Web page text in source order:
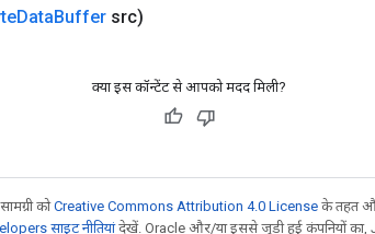
DataBuffer src)
क्या इस कॉन्टेंट से आपको मदद मिली?
कोCreative Commons Attribution 4.0 License के तहत
साइट नीतियांदेखें. Oracle और/या इससे जुड़ी हुई कंपनियों का,